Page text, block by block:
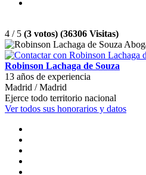
4 / 5 (3 votos) (36306 Visitas)
Robinson Lachaga de Souza
13 años de experiencia
Madrid / Madrid
Ejerce todo territorio nacional
Ver todos sus honorarios y datos